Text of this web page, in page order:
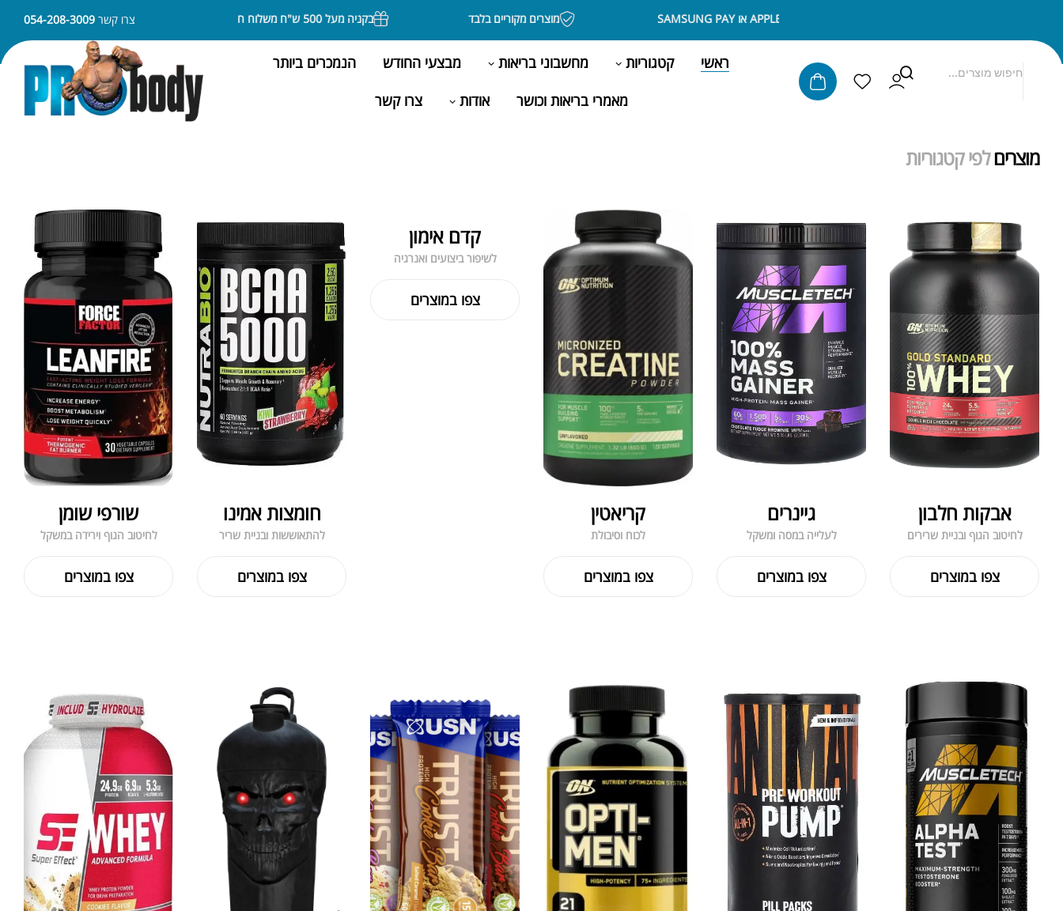
מוצרים מקוריים בלבד בקניה מעל 500 ש"ח משלוח חינם ניתן לשלם באמצעות APPLE PAY או SAMSUNG PAY
צרו קשר 054-208-3009
ראשי קטגוריות מחשבוני בריאות מבצעי החודש
הנמכרים ביותר
מאמרי בריאות וכושר
אודות צרו קשר
מוצריםלפי קטגוריות
אבקות חלבון
לחיטוב הגוף ובניית שרירים
צפו במוצרים
גיינרים
לעלייה במסה ומשקל
צפו במוצרים
קריאטין
לכוח וסיבולת
צפו במוצרים
קדם אימון
לשיפור ביצועים ואנרגיה
צפו במוצרים
חומצות אמינו
להתאוששות ובניית שריר
צפו במוצרים
שורפי שומן
לחיטוב הגוף וירידה במשקל
צפו במוצרים